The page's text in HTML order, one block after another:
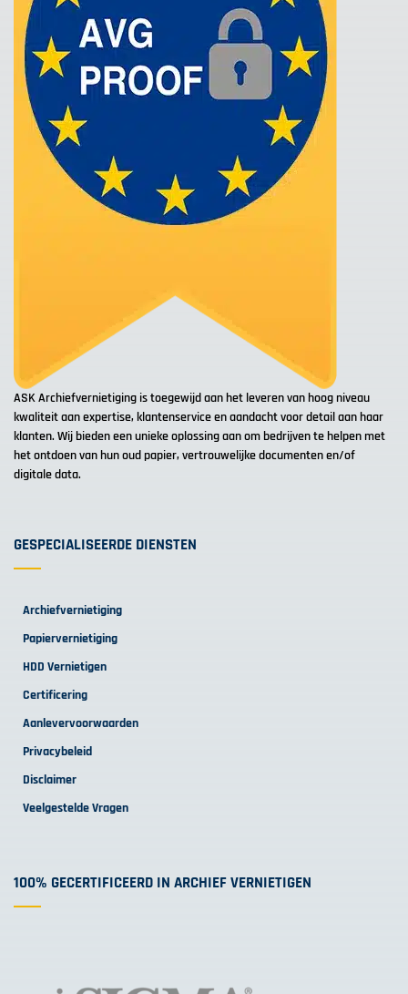
ASK Archiefvernietiging is toegewijd aan het leveren van hoog niveau
kwaliteit aan expertise, klantenservice en aandacht voor detail aan haar
klanten. Wij bieden een unieke oplossing aan om bedrijven te helpen met
het ontdoen van hun oud papier, vertrouwelijke documenten en/of
digitale data.
GESPECIALISEERDE DIENSTEN
Archiefvernietiging
Papiervernietiging
HDD Vernietigen
Certificering
Aanlevervoorwaarden
Privacybeleid
Disclaimer
Veelgestelde Vragen
100% GECERTIFICEERD IN ARCHIEF VERNIETIGEN